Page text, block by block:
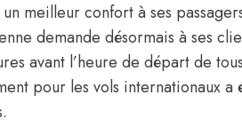
meilleur confort à ses
demande désormais à ses
avant l’heure de départ de
pour les vols internationaux a